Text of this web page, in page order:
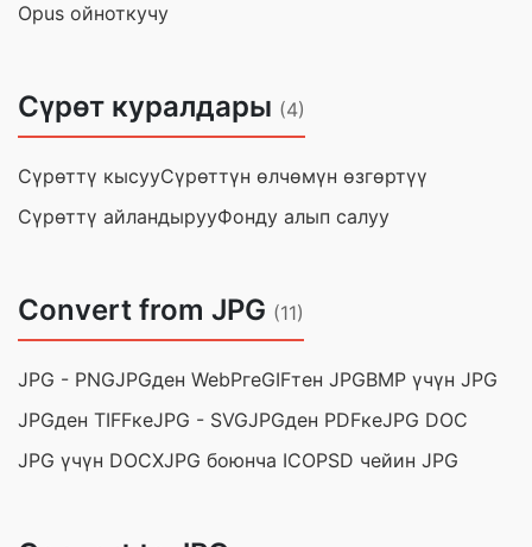
Opus ойноткучу
Сүрөт куралдары (4)
Сүрөттү кысууСүрөттүн өлчөмүн өзгөртүү
Сүрөттү айландырууФонду алып салуу
Convert from JPG (11)
JPG - PNGJPGден WebPгеGIFтен JPGBMP үчүн JPG
JPGден TIFFкеJPG - SVGJPGден PDFкеJPG DOC
JPG үчүн DOCXJPG боюнча ICOPSD чейин JPG